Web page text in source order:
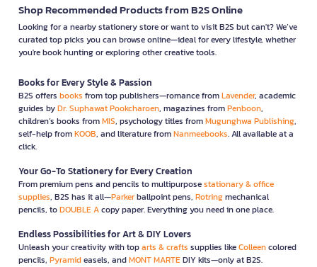
Shop Recommended Products from B2S Online
Looking for a nearby stationery store or want to visit B2S but can't? We’ve
curated top picks you can browse online—ideal for every lifestyle, whether
you're book hunting or exploring other creative tools.
Books for Every Style & Passion
B2S offers books from top publishers—romance fromLavender, academic
guides byDr. Suphawat Pookcharoen, magazines fromPenboon,
children’s books fromMIS, psychology titles fromMugunghwa Publishing,
self-help fromKOOB, and literature fromNanmeebooks. All available at a
click.
Your Go-To Stationery for Every Creation
From premium pens and pencils to multipurposestationary & office
supplies, B2S has it all—Parkerballpoint pens, Rotringmechanical
pencils, toDOUBLE Acopy paper. Everything you need in one place.
Endless Possibilities for Art & DIY Lovers
Unleash your creativity with toparts & crafts supplies likeColleencolored
pencils, Pyramideasels, andMONT MARTEDIY kits—only at B2S.